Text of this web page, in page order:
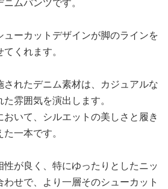
ーカットデザインが脚のラインを
くれます。
れたデニム素材は、カジュアルな
雰囲気を演出します。
いて、シルエットの美しさと履き
一本です。
性が良く、特にゆったりとしたニッ
わせで、より一層そのシューカット